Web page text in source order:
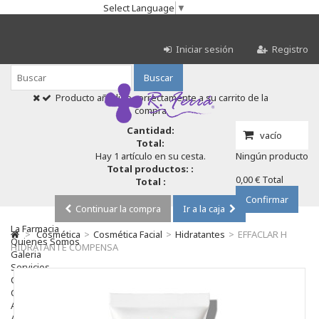
Select Language ▼
Iniciar sesión Registro
Buscar
vacío
Ningún producto
0,00 € Total
Confirmar
Producto añadido correctamente a su carrito de la
compra
Cantidad:
Total:
Hay 1 artículo en su cesta.
Total productos: :
Total :
Continuar la compra
Ir a la caja
La Farmacia
Quienes Somos
Galeria
Servicios
Cosmética
Cosmética Facial
Antiacné
> Cosmética > Cosmética Facial > Hidratantes > EFFACLAR H
HIDRATANTE COMPENSA